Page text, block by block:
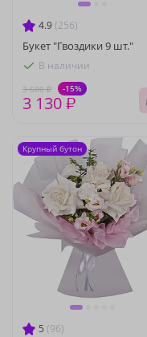
4.9 (256)
Букет "Гвоздики 9 шт."
В наличии
3 680 ₽ -15%
3 130 ₽
5 (96)
Крупный бутон